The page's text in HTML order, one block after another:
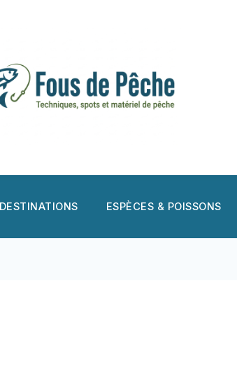
DESTINATIONS ESPÈCES & POISSONS